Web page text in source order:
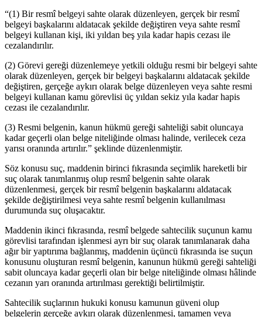
“(1) Bir resmî belgeyi sahte olarak düzenleyen, gerçek bir resmî
belgeyi başkalarını aldatacak şekilde değiştiren veya sahte resmî
belgeyi kullanan kişi, iki yıldan beş yıla kadar hapis cezası ile
cezalandırılır.
(2) Görevi gereği düzenlemeye yetkili olduğu resmi bir belgeyi sahte
olarak düzenleyen, gerçek bir belgeyi başkalarını aldatacak şekilde
değiştiren, gerçeğe aykırı olarak belge düzenleyen veya sahte resmi
belgeyi kullanan kamu görevlisi üç yıldan sekiz yıla kadar hapis
cezası ile cezalandırılır.
(3) Resmi belgenin, kanun hükmü gereği sahteliği sabit oluncaya
kadar geçerli olan belge niteliğinde olması halinde, verilecek ceza
yarısı oranında artırılır.” şeklinde düzenlenmiştir.
Söz konusu suç, maddenin birinci fıkrasında seçimlik hareketli bir
suç olarak tanımlanmış olup resmî belgenin sahte olarak
düzenlenmesi, gerçek bir resmî belgenin başkalarını aldatacak
şekilde değiştirilmesi veya sahte resmî belgenin kullanılması
durumunda suç oluşacaktır.
Maddenin ikinci fıkrasında, resmî belgede sahtecilik suçunun kamu
görevlisi tarafından işlenmesi ayrı bir suç olarak tanımlanarak daha
ağır bir yaptırıma bağlanmış, maddenin üçüncü fıkrasında ise suçun
konusunu oluşturan resmî belgenin, kanunun hükmü gereği sahteliği
sabit oluncaya kadar geçerli olan bir belge niteliğinde olması hâlinde
cezanın yarı oranında artırılması gerektiği belirtilmiştir.
Sahtecilik suçlarının hukuki konusu kamunun güveni olup
belgelerin gerçeğe aykırı olarak düzenlenmesi, tamamen veya